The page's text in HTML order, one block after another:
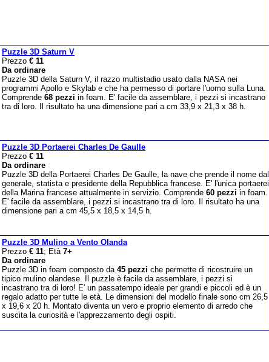
Puzzle 3D Saturn V
Prezzo € 11
Da ordinare
Puzzle 3D della Saturn V, il razzo multistadio usato dalla NASA nei
programmi Apollo e Skylab e che ha permesso di portare l'uomo sulla Luna.
Comprende 68 pezzi in foam. E' facile da assemblare, i pezzi si incastrano
tra di loro. Il risultato ha una dimensione pari a cm 33,9 x 21,3 x 38 h.
Puzzle 3D Portaerei Charles De Gaulle
Prezzo € 11
Da ordinare
Puzzle 3D della Portaerei Charles De Gaulle, la nave che prende il nome dal
generale, statista e presidente della Repubblica francese. E' l'unica portaerei
della Marina francese attualmente in servizio. Comprende 60 pezzi in foam.
E' facile da assemblare, i pezzi si incastrano tra di loro. Il risultato ha una
dimensione pari a cm 45,5 x 18,5 x 14,5 h.
Puzzle 3D Mulino a Vento Olanda
Prezzo € 11; Età 7+
Da ordinare
Puzzle 3D in foam composto da 45 pezzi che permette di ricostruire un
tipico mulino olandese. Il puzzle è facile da assemblare, i pezzi si
incastrano tra di loro! E' un passatempo ideale per grandi e piccoli ed è un
regalo adatto per tutte le età. Le dimensioni del modello finale sono cm 26,5
x 19,6 x 20 h. Montato diventa un vero e proprio elemento di arredo che
suscita la curiosità e l'apprezzamento degli ospiti.